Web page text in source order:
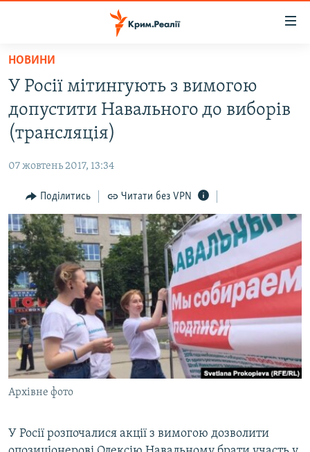
Перейти
основного
матеріалу
Перейти
до
основної
Перейти
до
пошуку
ВІДЕО ТА ФОТО
БЛОГИ
ПОГЛЯД
ІНТЕРВ'Ю
ВСЕ ЗА ДЕНЬ
СПЕЦПРОЕКТИ
ДЕПОРТАЦІЯ
ВІДЕОУРОКИ «ELIFBE»
СВІДЧЕННЯ ОКУПАЦІЇ
УКРАЇНСЬКА ПРОБЛЕМА КРИМУ
ІНФОГРАФІКА
ЯК ОБІЙТИ БЛОКУВАННЯ
Русский
Qırımtatar
ДОЛУЧАЙСЯ!
НОВИНИ
У Росії мітингують з вимогою
допустити Навального до виборів
(трансляція)
07 жовтень 2017, 13:34
Поділитись Читати без VPN
Архівне фото
У Росії розпочалися акції з вимогою дозволити